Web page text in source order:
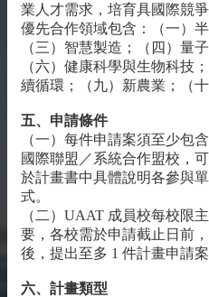
動
資
絡
我
們
獲
取
徵
案
業人才需求，培育具國際競
優先合作領域包含：（一）
（三）智慧製造；（四）量
（六）健康科學與生物科技
續循環；（九）新農業；
（
五、申請條件
（一）每件申請案須至少包
國際聯盟／系統合作盟校，
於計畫書中具體說明各參與
式。
（二）UAAT 成員校每校限
要，各校需於申請截止日前
後，提出至多 1 件計畫申請案
六、計畫類型